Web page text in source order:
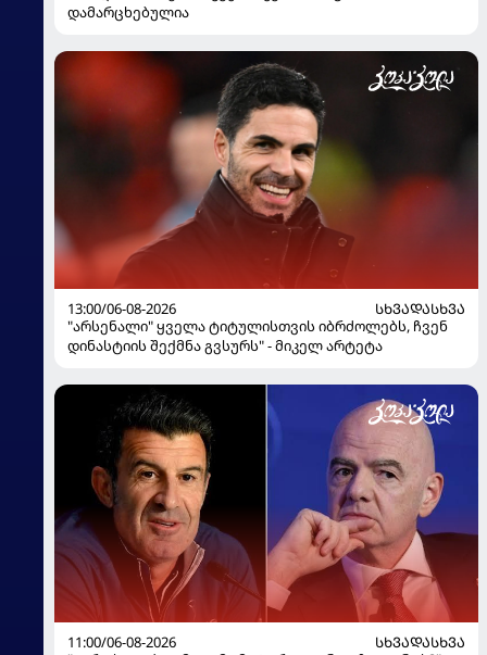
დამარცხებულია
13:00/06-08-2026
ᲡᲮᲕᲐᲓᲐᲡᲮᲕᲐ
"არსენალი" ყველა ტიტულისთვის იბრძოლებს, ჩვენ
დინასტიის შექმნა გვსურს" - მიკელ არტეტა
11:00/06-08-2026
ᲡᲮᲕᲐᲓᲐᲡᲮᲕᲐ